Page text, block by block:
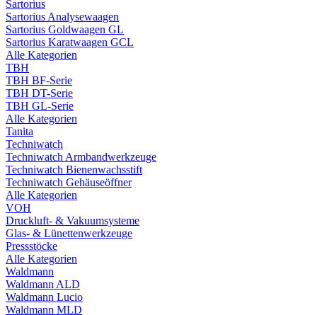
Sartorius
Sartorius Analysewaagen
Sartorius Goldwaagen GL
Sartorius Karatwaagen GCL
Alle Kategorien
TBH
TBH BF-Serie
TBH DT-Serie
TBH GL-Serie
Alle Kategorien
Tanita
Techniwatch
Techniwatch Armbandwerkzeuge
Techniwatch Bienenwachsstift
Techniwatch Gehäuseöffner
Alle Kategorien
VOH
Druckluft- & Vakuumsysteme
Glas- & Lünettenwerkzeuge
Pressstöcke
Alle Kategorien
Waldmann
Waldmann ALD
Waldmann Lucio
Waldmann MLD